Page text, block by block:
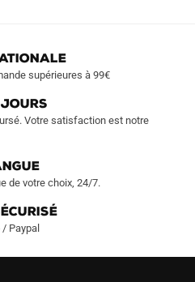
page
supérieures à 99€
Votre satisfaction est notre
de votre choix, 24/7.
Paypal